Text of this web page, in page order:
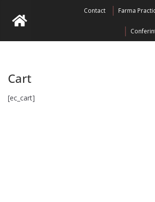
Contact Farma
Cart
[ec_cart]